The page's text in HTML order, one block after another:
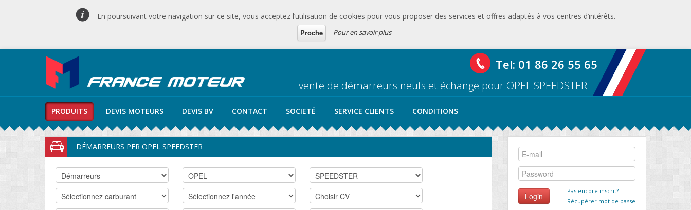
En poursuivant votre navigation sur ce site, vous acceptez l’utilisation de cookies pour vous proposer des services et offres adaptés à vos centres d’intérêts.
Proche
Pour en savoir plus
Tel: 01 86 26 55 65
vente de démarreurs neufs et échange pour OPEL SPEEDSTER
PRODUITS DEVIS MOTEURS DEVIS BV CONTACT SOCIETÉ SERVICE CLIENTS CONDITIONS
DÉMARREURS PER OPEL SPEEDSTER
Pas encore inscrit?
Récupérer mot de passe